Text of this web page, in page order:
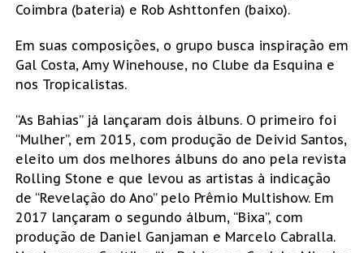
Coimbra (bateria) e Rob Ashttonfen (baixo).
Em suas composições, o grupo busca inspiração em
Gal Costa, Amy Winehouse, no Clube da Esquina e
nos Tropicalistas.
“As Bahias” já lançaram dois álbuns. O primeiro foi
“Mulher”, em 2015, com produção de Deivid Santos,
eleito um dos melhores álbuns do ano pela revista
Rolling Stone e que levou as artistas à indicação
de “Revelação do Ano” pelo Prêmio Multishow. Em
2017 lançaram o segundo álbum, “Bixa”, com
produção de Daniel Ganjaman e Marcelo Cabralla.